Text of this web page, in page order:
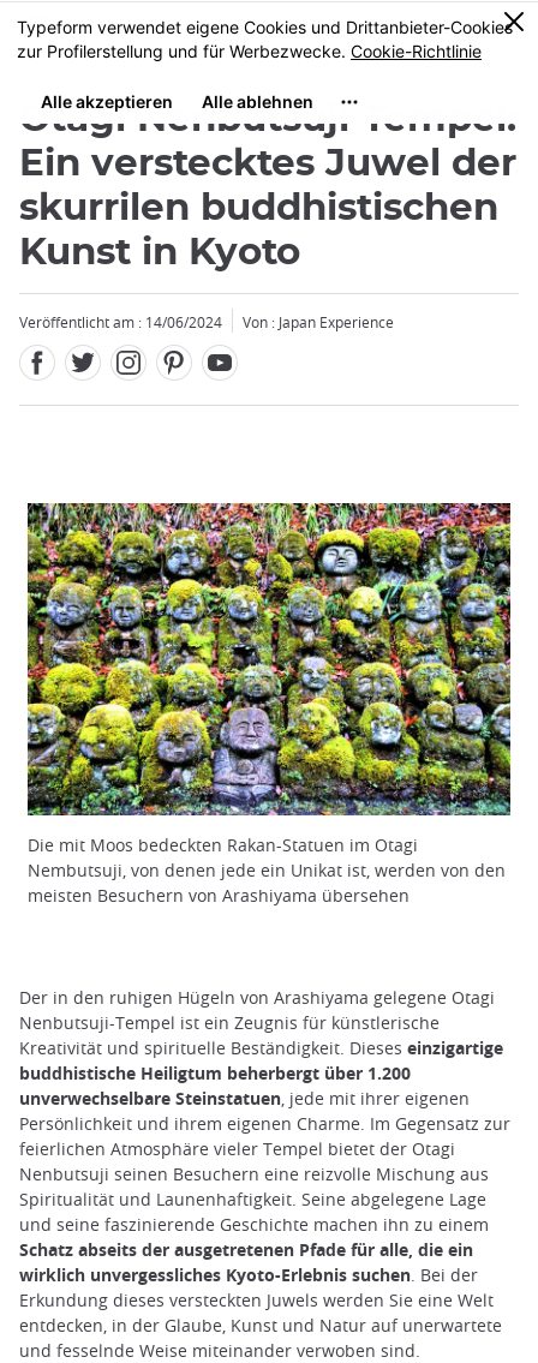
Größe
MENU
0
Otagi Nenbutsuji-Tempel:
Ein verstecktes Juwel der
skurrilen buddhistischen
Kunst in Kyoto
Veröffentlicht am : 14/06/2024 Von : Japan Experience
Die mit Moos bedeckten Rakan-Statuen im Otagi
Nembutsuji, von denen jede ein Unikat ist, werden von den
meisten Besuchern von Arashiyama übersehen
Der in den ruhigen Hügeln von Arashiyama gelegene Otagi
Nenbutsuji-Tempel ist ein Zeugnis für künstlerische
Kreativität und spirituelle Beständigkeit. Dieses einzigartige
buddhistische Heiligtum beherbergt über 1.200
unverwechselbare Steinstatuen , jede mit ihrer eigenen
Persönlichkeit und ihrem eigenen Charme. Im Gegensatz zur
feierlichen Atmosphäre vieler Tempel bietet der Otagi
Nenbutsuji seinen Besuchern eine reizvolle Mischung aus
Spiritualität und Launenhaftigkeit. Seine abgelegene Lage
und seine faszinierende Geschichte machen ihn zu einem
Schatz abseits der ausgetretenen Pfade für alle, die ein
wirklich unvergessliches Kyoto-Erlebnis suchen . Bei der
Erkundung dieses versteckten Juwels werden Sie eine Welt
entdecken, in der Glaube, Kunst und Natur auf unerwartete
und fesselnde Weise miteinander verwoben sind.